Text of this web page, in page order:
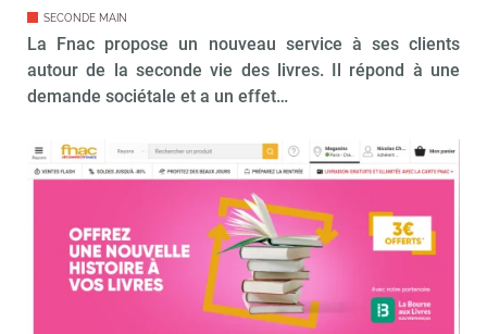
SECONDE MAIN
La Fnac propose un nouveau service à ses clients
autour de la seconde vie des livres. Il répond à une
demande sociétale et a un effet…